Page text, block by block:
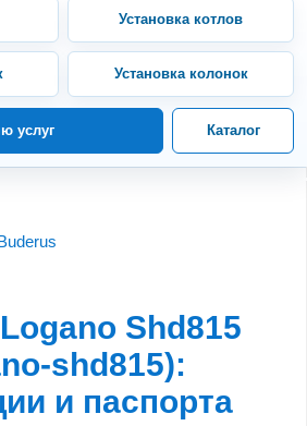
Установка котлов
Установка колонок
услуг Каталог
Shd815
shd815):
и паспорта